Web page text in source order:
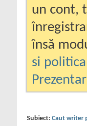
un cont,
însă
si
Subiect: Caut writer